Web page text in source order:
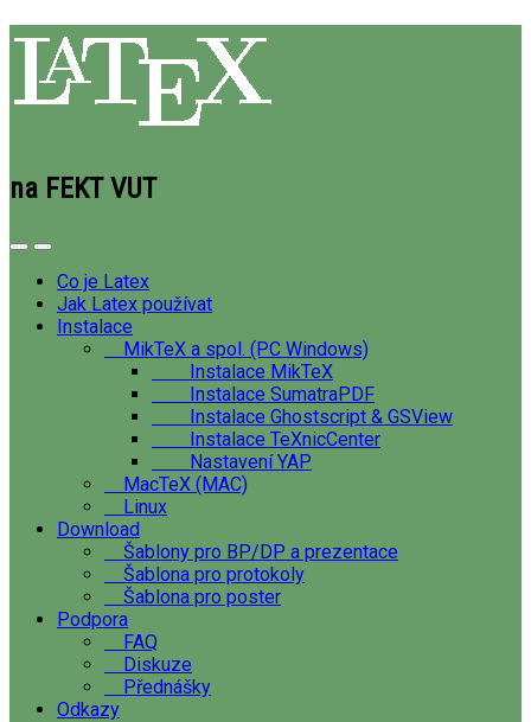
na FEKT VUT
Co je Latex
Jak Latex používat
Instalace
MikTeX a spol. (PC Windows)
Instalace MikTeX
Instalace SumatraPDF
Instalace Ghostscript & GSView
Instalace TeXnicCenter
Nastavení YAP
MacTeX (MAC)
Linux
Download
Šablony pro BP/DP a prezentace
Šablona pro protokoly
Šablona pro poster
Podpora
FAQ
Diskuze
Přednášky
Odkazy